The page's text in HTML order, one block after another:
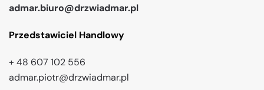
admar.biuro@drzwiadmar.pl
Przedstawiciel Handlowy
+ 48 607 102 556
admar.piotr@drzwiadmar.pl